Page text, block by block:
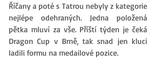
Říčany a poté s Tatrou nebyly z kategorie
nejlépe odehraných. Jedna položená
pětka mluví za vše. Příští týden je čeká
Dragon Cup v Brně, tak snad jen kluci
ladili formu na medailové pozice.